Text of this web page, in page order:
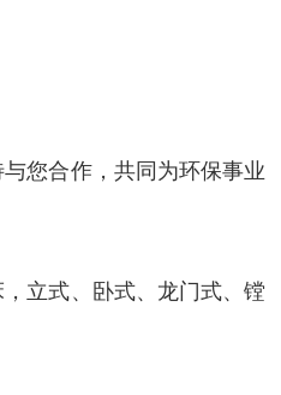
您合作，共同为环保事业
立式、卧式、龙门式、镗